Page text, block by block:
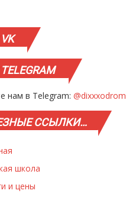
нам в Telegram: @dixxxodrom
ССЫЛКИ…
школа
и цены